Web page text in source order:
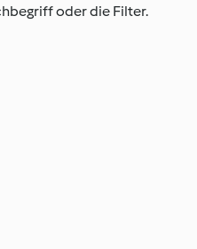
oder die Filter.